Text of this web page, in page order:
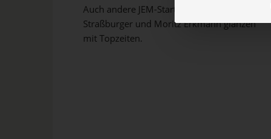
Auch andere JEM-Starter wie Mattheo
Straßburger und Moritz Erkmann glänzen
mit Topzeiten.